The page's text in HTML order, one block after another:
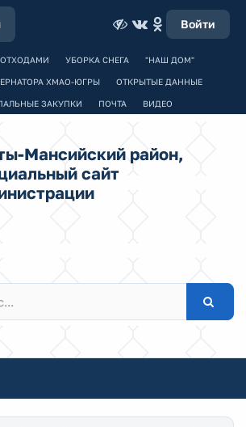
Войти
УБОРКА СНЕГА "НАШ ДОМ"
ХМАО-ЮГРЫ ОТКРЫТЫЕ ДАННЫЕ
ЗАКУПКИ ПОЧТА ВИДЕО
Мансийский район,
сайт